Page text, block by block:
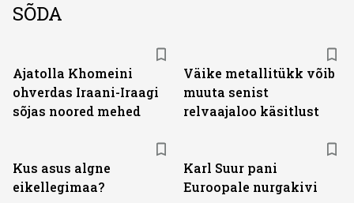
SÕDA
Ajatolla Khomeini
ohverdas Iraani-Iraagi
sõjas noored mehed
Väike metallitükk võib
muuta senist
relvaajaloo käsitlust
Kus asus algne
eikellegimaa?
Karl Suur pani
Euroopale nurgakivi